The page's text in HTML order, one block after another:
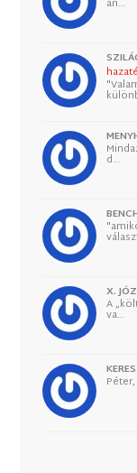
an…
d…
X.
A
va…